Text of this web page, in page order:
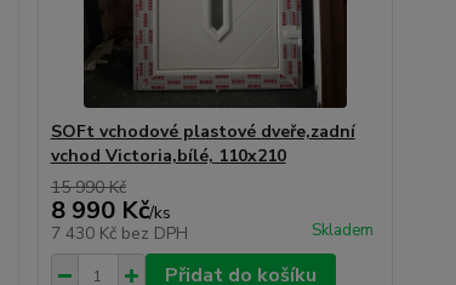
SOFt vchodové plastové dveře,zadní
vchod Victoria,bílé, 110x210
15 990 Kč
8 990 Kč/ks
7 430 Kč bez DPH Skladem
Přidat do košíku